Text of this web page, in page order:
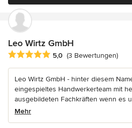
Leo Wirtz GmbH
Durchschnittliche Bewertung: 5 von
5,0 (3 Bewertungen)
Leo Wirtz GmbH - hinter diesem
eingespieltes Handwerkerteam mit
ausgebildeten Fachkräften wenn es
Mehr